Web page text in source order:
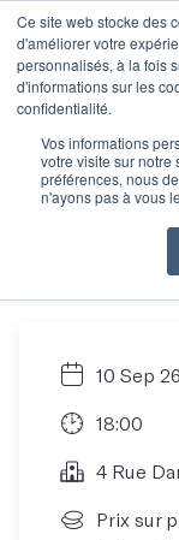
Ce site web stocke des
d'améliorer votre
personnalisés, à la fois
d'informations sur les
confidentialité.
Vos informations
votre visite sur notre
préférences, nous
n'ayons pas à vous
Les
10 Sep 26
18:00
4 Rue
Prix sur